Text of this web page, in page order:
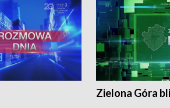
Zielona Góra